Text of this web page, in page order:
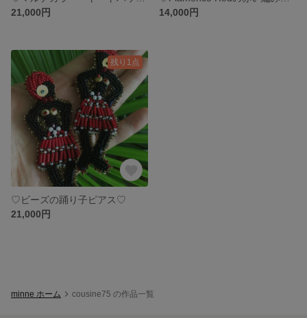
21,000円
14,000円
残り1点
♡ビーズの踊り子ピアス♡
21,000円
minne ホーム cousine75 の作品一覧